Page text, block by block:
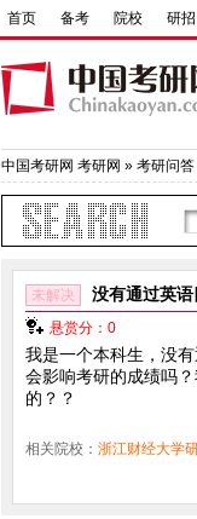
首页 备考 院校 研招
中国考研网 考研网 » 考研问答
未解决 没有通过英
悬赏分：0
我是一个本科生，没
会影响考研的成绩吗
的？？
相关院校： 浙江财经大学